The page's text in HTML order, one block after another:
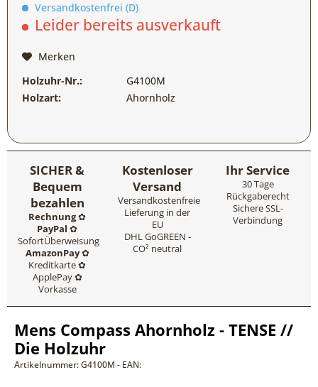
Versandkostenfrei (D)
Leider bereits ausverkauft
Merken
Holzuhr-Nr.:
G4100M
Holzart:
Ahornholz
SICHER &
Bequem
bezahlen
Rechnung✿
PayPal ✿
SofortÜberweisung
AmazonPay✿
Kreditkarte ✿
ApplePay ✿
Vorkasse
Kostenloser
Versand
Versandkostenfreie
Lieferung in der
EU
DHL GoGREEN -
CO² neutral
Ihr Service
30 Tage
Rückgaberecht
Sichere SSL-
Verbindung
Mens Compass Ahornholz - TENSE //
Die Holzuhr
Artikelnummer: G4100M - EAN: